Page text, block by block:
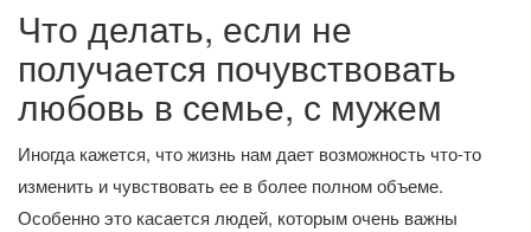
Что делать, если не
получается почувствовать
любовь в семье, с мужем
Иногда кажется, что жизнь нам дает возможность что-то
изменить и чувствовать ее в более полном объеме.
Особенно это касается людей, которым очень важны